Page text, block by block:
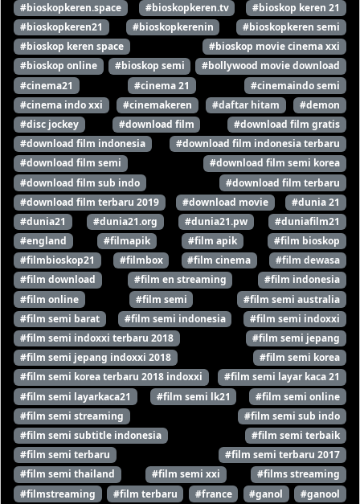
#bioskopkeren.space #bioskopkeren.tv
#bioskop keren 21
#bioskopkeren21
#bioskopkerenin
#bioskopkeren semi
#bioskop keren space
#bioskop movie cinema xxi
#bioskop online
#bioskop semi
#bollywood movie download
#cinema21
#cinema 21
#cinemaindo semi
#cinema indo xxi
#cinemakeren #daftar hitam
#demon
#disc jockey
#download film
#download film gratis
#download film indonesia
#download film indonesia terbaru
#download film semi
#download film semi korea
#download film sub indo
#download film terbaru
#download film terbaru 2019
#download movie
#dunia 21
#dunia21
#dunia21.org #dunia21.pw
#duniafilm21
#england
#filmapik #film apik
#film bioskop
#filmbioskop21
#filmbox #film cinema
#film dewasa
#film download
#film en streaming
#film indonesia
#film online
#film semi
#film semi australia
#film semi barat
#film semi indonesia
#film semi indoxxi
#film semi indoxxi terbaru 2018
#film semi jepang
#film semi jepang indoxxi 2018
#film semi korea
#film semi korea terbaru 2018 indoxxi
#film semi layar kaca 21
#film semi layarkaca21
#film semi lk21
#film semi online
#film semi streaming
#film semi sub indo
#film semi subtitle indonesia
#film semi terbaik
#film semi terbaru
#film semi terbaru 2017
#film semi thailand
#film semi xxi
#films streaming
#filmstreaming
#film terbaru #france #ganol
#ganool